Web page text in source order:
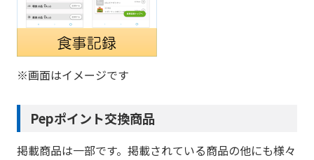
※画面はイメージです
Pepポイント交換商品
掲載商品は一部です。掲載されている商品の他にも様々